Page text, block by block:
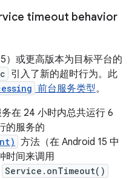
timeout behavior
）或更高版本为目标平台的
引入了新的超时行为。此
前台服务类型。
在 24 小时内总共运行 6
的服务的
方法（在 Android 15 中
时间来调用
Service.onTimeout()